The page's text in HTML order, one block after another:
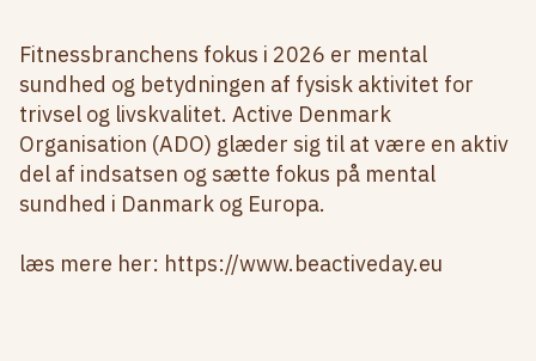
Fitnessbranchens fokus i 2026 er mental
sundhed og betydningen af fysisk aktivitet for
trivsel og livskvalitet. Active Denmark
Organisation (ADO) glæder sig til at være en aktiv
del af indsatsen og sætte fokus på mental
sundhed i Danmark og Europa.
læs mere her: https://www.beactiveday.eu